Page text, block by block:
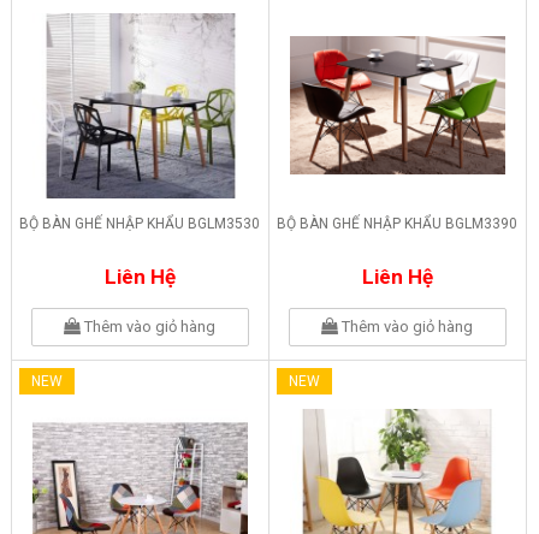
BỘ BÀN GHẾ NHẬP KHẨU BGLM3530
Liên Hệ
Thêm vào giỏ hàng
BỘ BÀN GHẾ NHẬP KHẨU BGLM3390
Liên Hệ
Thêm vào giỏ hàng
NEW NEW